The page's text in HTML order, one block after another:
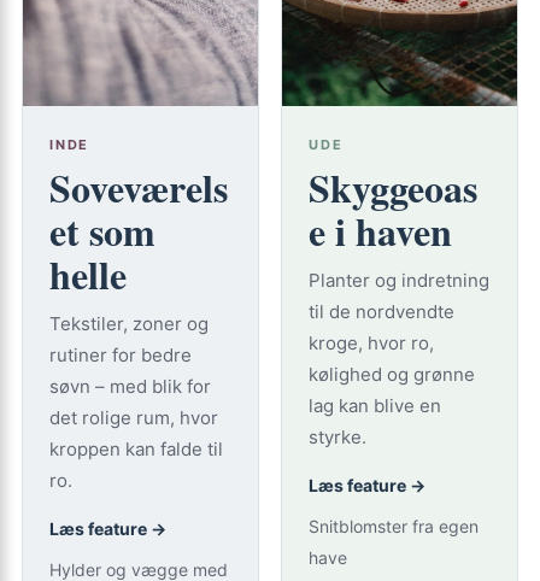
INDE
Soveværels
et som
helle
Tekstiler, zoner og
rutiner for bedre
søvn – med blik for
det rolige rum, hvor
kroppen kan falde til
ro.
Læs feature →
Hylder og vægge med
UDE
Skyggeoas
e i haven
Planter og indretning
til de nordvendte
kroge, hvor ro,
kølighed og grønne
lag kan blive en
styrke.
Læs feature →
Snitblomster fra egen
have